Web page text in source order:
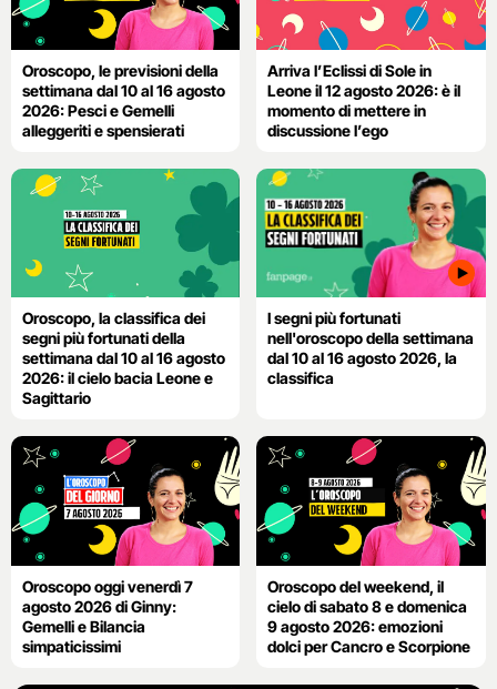
Oroscopo, le previsioni della
settimana dal 10 al 16 agosto
2026: Pesci e Gemelli
alleggeriti e spensierati
Arriva l’Eclissi di Sole in
Leone il 12 agosto 2026: è il
momento di mettere in
discussione l’ego
Oroscopo, la classifica dei
segni più fortunati della
settimana dal 10 al 16 agosto
2026: il cielo bacia Leone e
Sagittario
I segni più fortunati
nell'oroscopo della settimana
dal 10 al 16 agosto 2026, la
classifica
Oroscopo oggi venerdì 7
agosto 2026 di Ginny:
Gemelli e Bilancia
simpaticissimi
Oroscopo del weekend, il
cielo di sabato 8 e domenica
9 agosto 2026: emozioni
dolci per Cancro e Scorpione